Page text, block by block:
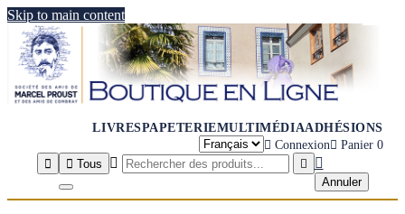
Skip to main content
LIVRESPAPETERIEMULTIMÉDIAADHÉSIONS
 Connexion Panier 0

 Tous   
Annuler